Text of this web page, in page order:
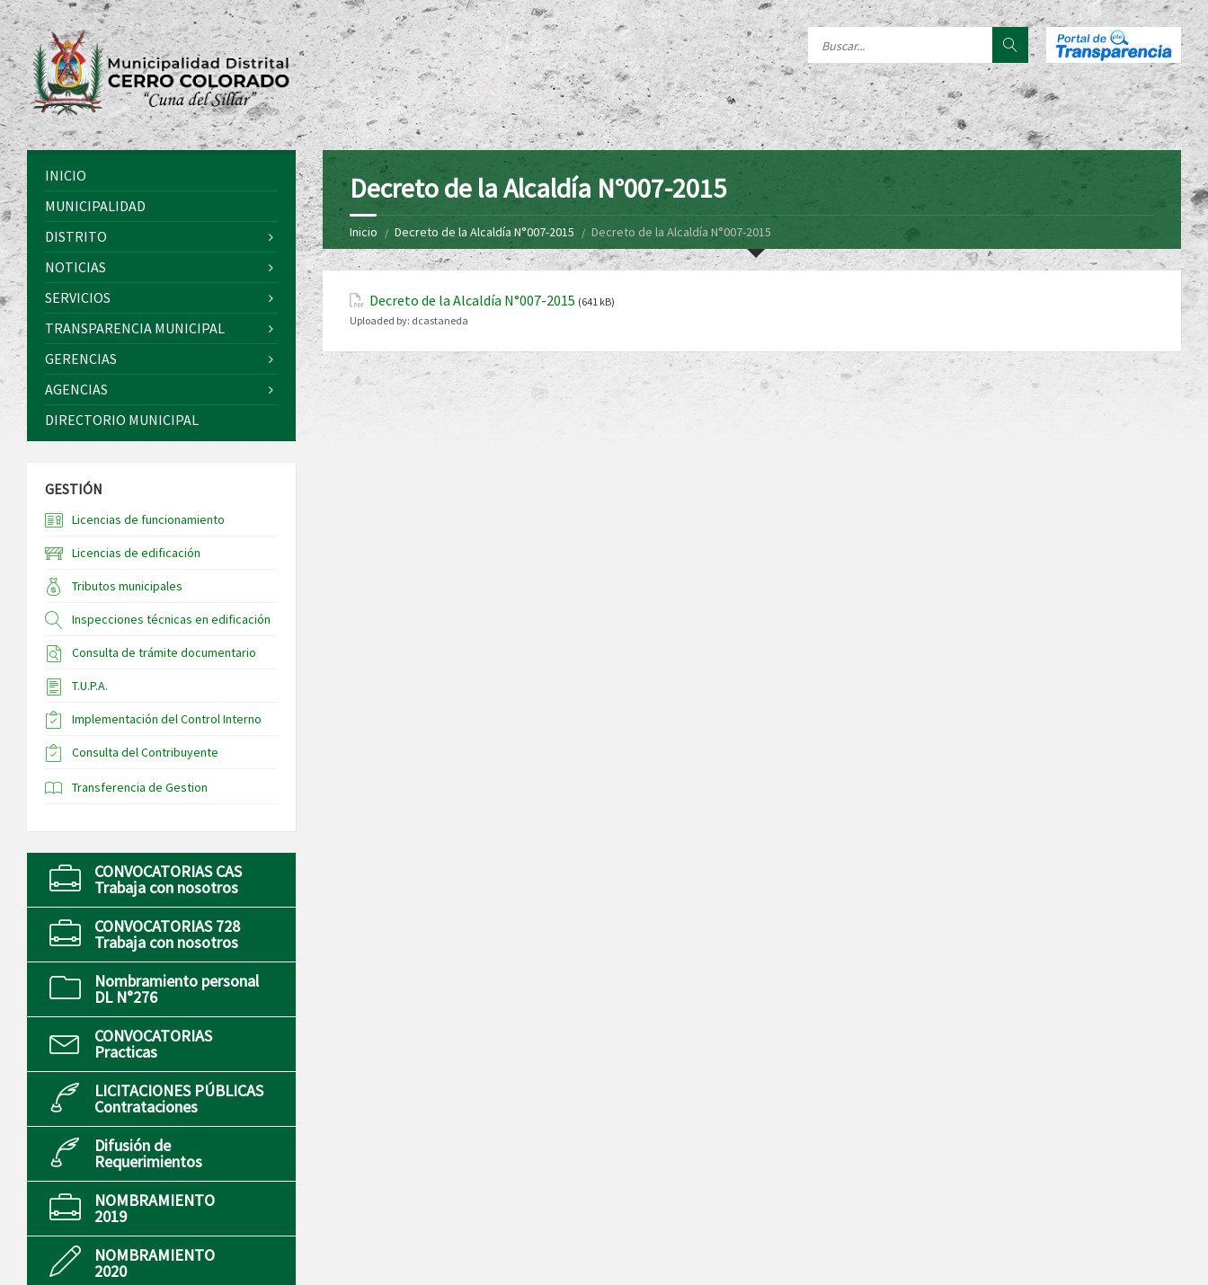
Decreto de la Alcaldía N°007-2015
Inicio Decreto de la Alcaldía N°007-2015 Decreto de la Alcaldía N°007-2015
Decreto de la Alcaldía N°007-2015 (641 kB)
Uploaded by: dcastaneda
INICIO
MUNICIPALIDAD
DISTRITO
NOTICIAS
SERVICIOS
TRANSPARENCIA MUNICIPAL
GERENCIAS
AGENCIAS
DIRECTORIO MUNICIPAL
GESTIÓN
Licencias de funcionamiento
Licencias de edificación
Tributos municipales
Inspecciones técnicas en edificación
Consulta de trámite documentario
T.U.P.A.
Implementación del Control Interno
Consulta del Contribuyente
Transferencia de Gestion
CONVOCATORIAS CAS
Trabaja con nosotros
CONVOCATORIAS 728
Trabaja con nosotros
Nombramiento personal
DL N°276
CONVOCATORIAS
Practicas
LICITACIONES PÚBLICAS
Contrataciones
Difusión de
Requerimientos
NOMBRAMIENTO
2019
NOMBRAMIENTO
2020